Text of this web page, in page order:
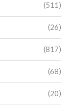
(511)
(26)
(817)
(68)
(20)